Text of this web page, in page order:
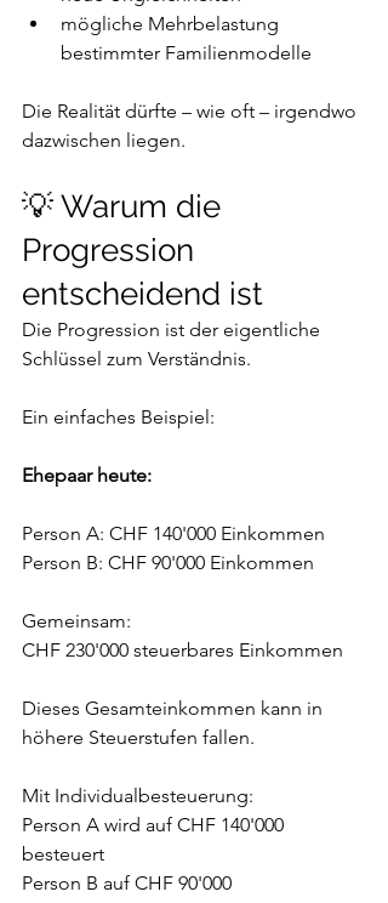
mögliche Mehrbelastung
bestimmter Familienmodelle
Die Realität dürfte – wie oft – irgendwo
dazwischen liegen.
💡 Warum die
Progression
entscheidend ist
Die Progression ist der eigentliche
Schlüssel zum Verständnis.
Ein einfaches Beispiel:
Ehepaar heute:
Person A: CHF 140'000 Einkommen
Person B: CHF 90'000 Einkommen
Gemeinsam:
CHF 230'000 steuerbares Einkommen
Dieses Gesamteinkommen kann in
höhere Steuerstufen fallen.
Mit Individualbesteuerung:
Person A wird auf CHF 140'000
besteuert
Person B auf CHF 90'000